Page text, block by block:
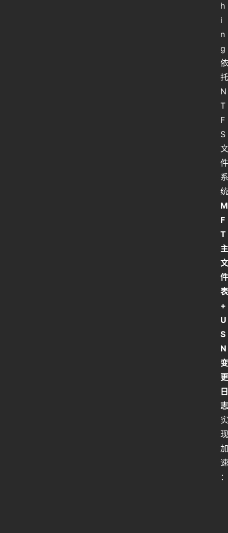
h
i
n
g
依
托
N
T
F
S
文
件
系
M
F
T
主
文
件
表
+
U
S
N
变
更
日
志
实
现
加
速
：